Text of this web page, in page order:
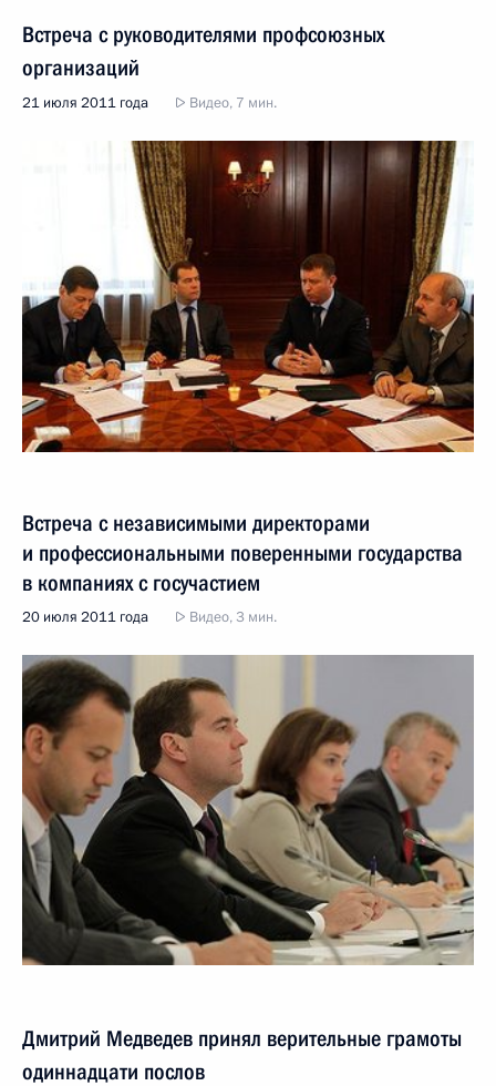
Встреча с руководителями профсоюзных
организаций
21 июля 2011 года Видео, 7 мин.
Встреча с независимыми директорами
и профессиональными поверенными государства
в компаниях с госучастием
20 июля 2011 года Видео, 3 мин.
Дмитрий Медведев принял верительные грамоты
одиннадцати послов